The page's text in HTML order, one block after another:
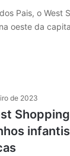
Pais, o West
oeste da
de 2023